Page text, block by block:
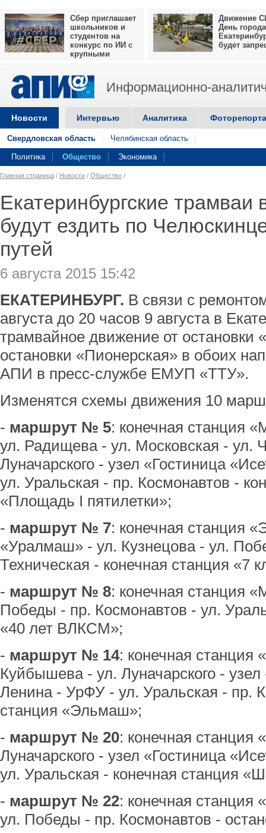
Сбер приглашает
школьников и
студентов на
конкурс по ИИ с
крупными
Движение
День города
будет
Информационно-
Новости Интервью Аналитика
Свердловская область Челябинская область
Политика Общество Экономика
Главная страница / Новости / Общество /
Екатеринбургские
будут ездить по
путей
6 августа 2015 15:42
ЕКАТЕРИНБУРГ. В связи с
августа до 20 часов 9 августа в
трамвайное движение от остановки
остановки «Пионерская» в обоих
АПИ в пресс-службе ЕМУП «ТТУ».
Изменятся схемы движения 10
- маршрут № 5: конечная станция
ул. Радищева - ул. Московская - ул.
Луначарского - узел «Гостиница
ул. Уральская - пр. Космонавтов -
«Площадь I пятилетки»;
- маршрут № 7: конечная станция
«Уралмаш» - ул. Кузнецова - ул.
Техническая - конечная станция «7
- маршрут № 8: конечная станция
Победы - пр. Космонавтов - ул.
«40 лет ВЛКСМ»;
- маршрут № 14: конечная станция
Куйбышева - ул. Луначарского -
Ленина - УрФУ - ул. Уральская - пр.
станция «Эльмаш»;
- маршрут № 20: конечная
Луначарского - узел «Гостиница
ул. Уральская - конечная станция
- маршрут № 22: конечная станция
ул. Победы - пр. Космонавтов -